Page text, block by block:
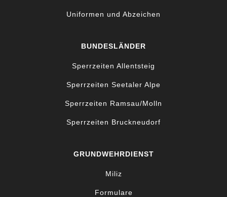
Uniformen und Abzeichen
BUNDESLÄNDER
Sperrzeiten Allentsteig
Sperrzeiten Seetaler Alpe
Sperrzeiten Ramsau/Molln
Sperrzeiten Bruckneudorf
GRUNDWEHRDIENST
Miliz
Formulare